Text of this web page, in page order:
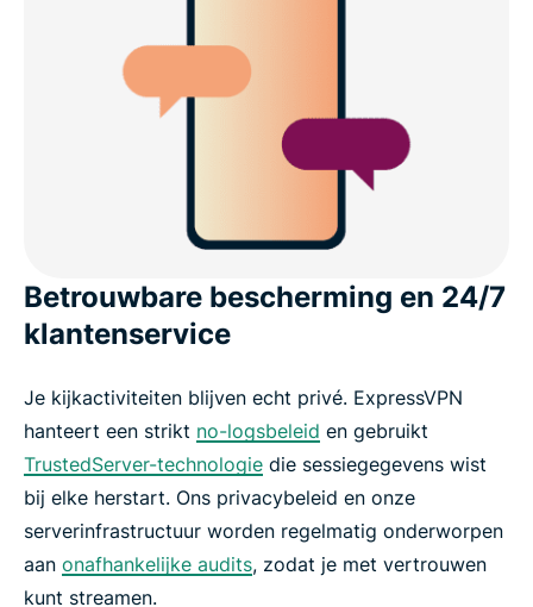
Betrouwbare bescherming en 24/7
klantenservice
Je kijkactiviteiten blijven echt privé. ExpressVPN
hanteert een strikt no-logsbeleid en gebruikt
TrustedServer-technologie die sessiegegevens wist
bij elke herstart. Ons privacybeleid en onze
serverinfrastructuur worden regelmatig onderworpen
aan onafhankelijke audits, zodat je met vertrouwen
kunt streamen.